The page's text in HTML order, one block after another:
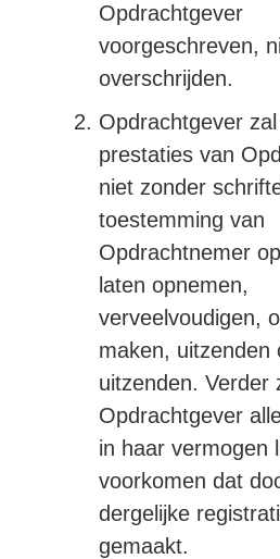
Opdrachtgever
voorgeschreven,
overschrijden.
Opdrachtgever
prestaties van
niet zonder
toestemming van
Opdrachtnemer
laten opnemen,
verveelvoudigen,
maken, uitzenden
uitzenden. Verder
Opdrachtgever
in haar vermogen
voorkomen dat
dergelijke
gemaakt.